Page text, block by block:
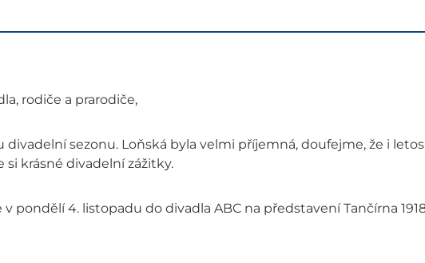
rodiče a prarodiče,
divadelní sezonu. Loňská byla velmi příjemná, doufejme, že i
si krásné divadelní zážitky.
pondělí 4. listopadu do divadla ABC na představení Tančírna 1918